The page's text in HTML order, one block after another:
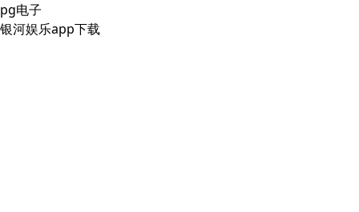
pg电子
银河娱乐app下载